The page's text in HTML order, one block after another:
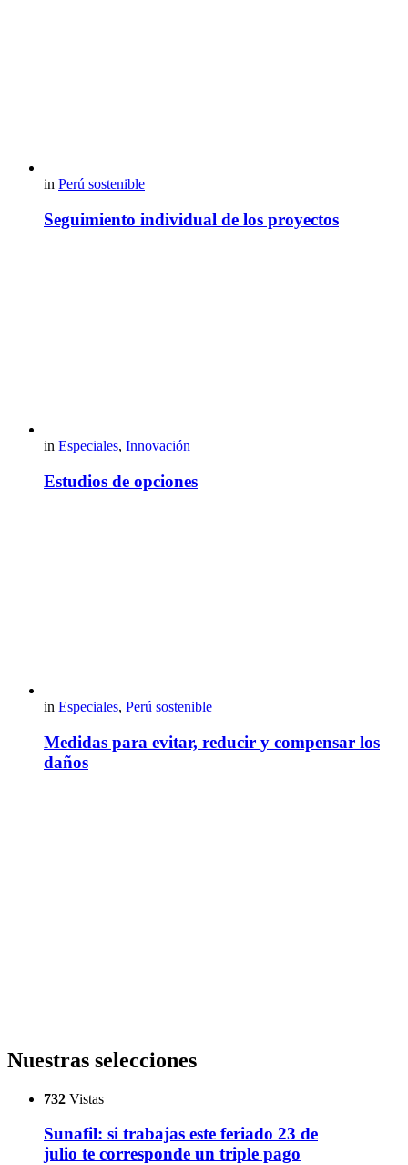
in Perú sostenible
Seguimiento individual de los proyectos
in Especiales, Innovación
Estudios de opciones
in Especiales, Perú sostenible
Medidas para evitar, reducir y compensar los
daños
Nuestras selecciones
732 Vistas
Sunafil: si trabajas este feriado 23 de
julio te corresponde un triple pago